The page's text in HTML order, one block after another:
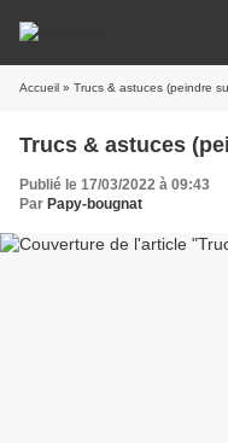
Accueil » Trucs & astuces (peindre
Trucs & astuces
Publié le 17/03/2022 à 09:43
Par Papy-bougnat